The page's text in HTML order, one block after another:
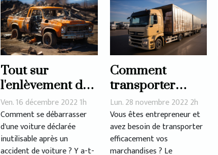
Tout sur
l'enlèvement des
épaves
Ven. 16 décembre 2022 1h
Comment se débarrasser
d'une voiture déclarée
inutilisable après un
accident de voiture ? Y a-t-
Comment
transporter
efficacement les
marchandises ?
Lun. 28 novembre 2022 2h
Vous êtes entrepreneur et
avez besoin de transporter
efficacement vos
marchandises ? Le